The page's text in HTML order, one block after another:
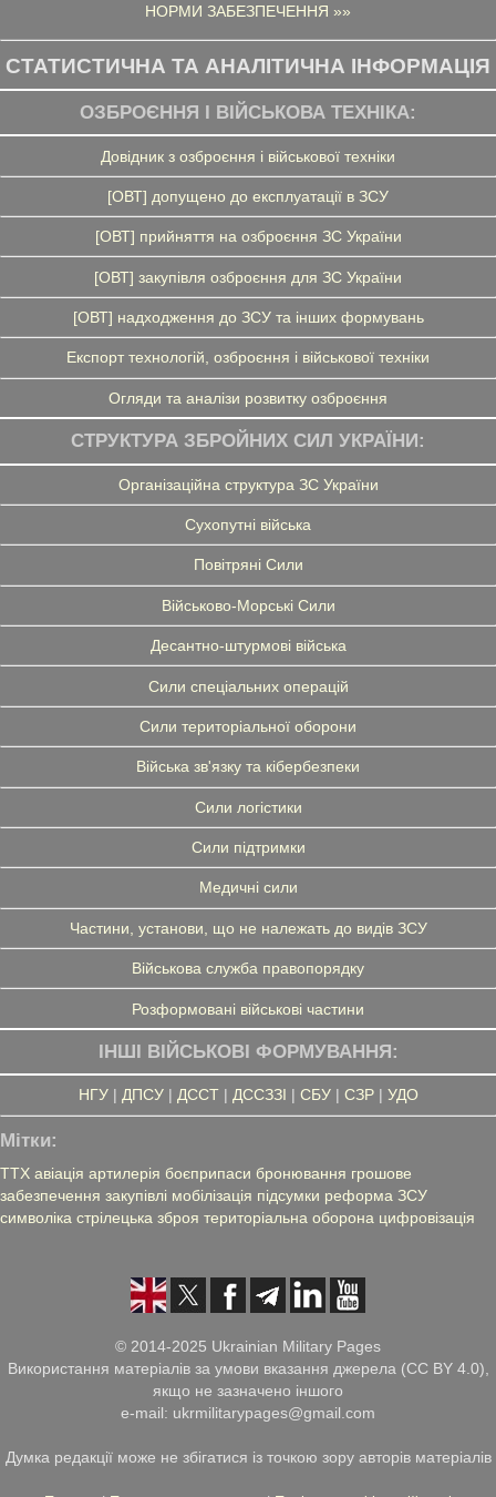
НОРМИ ЗАБЕЗПЕЧЕННЯ »»
СТАТИСТИЧНА ТА АНАЛІТИЧНА ІНФОРМАЦІЯ
ОЗБРОЄННЯ І ВІЙСЬКОВА ТЕХНІКА:
Довідник з озброєння і військової техніки
[ОВТ] допущено до експлуатації в ЗСУ
[ОВТ] прийняття на озброєння ЗС України
[ОВТ] закупівля озброєння для ЗС України
[ОВТ] надходження до ЗСУ та інших формувань
Експорт технологій, озброєння і військової техніки
Огляди та аналізи розвитку озброєння
СТРУКТУРА ЗБРОЙНИХ СИЛ УКРАЇНИ:
Організаційна структура ЗС України
Сухопутні війська
Повітряні Сили
Військово-Морські Сили
Десантно-штурмові війська
Сили спеціальних операцій
Сили територіальної оборони
Війська зв'язку та кібербезпеки
Сили логістики
Сили підтримки
Медичні сили
Частини, установи, що не належать до видів ЗСУ
Військова служба правопорядку
Розформовані військові частини
ІНШІ ВІЙСЬКОВІ ФОРМУВАННЯ:
НГУ| ДПСУ| ДССТ| ДССЗЗІ | СБУ| СЗР| УДО
Мітки:
ТТХ авіація артилерія боєприпаси бронювання грошове
забезпечення закупівлі мобілізація підсумки реформа ЗСУ
символіка стрілецька зброя територіальна оборона цифровізація
© 2014-2025 Ukrainian Military Pages
Використання матеріалів за умови вказання джерела (CC BY 4.0),
якщо не зазначено іншого
e-mail: ukrmilitarypages@gmail.com
Думка редакції може не збігатися із точкою зору авторів матеріалів